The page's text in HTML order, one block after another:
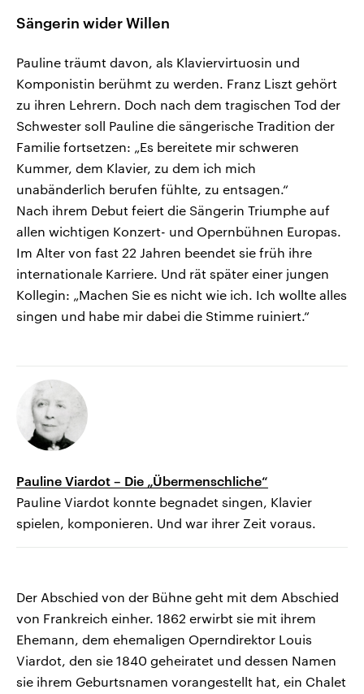
Sängerin wider Willen
Pauline träumt davon, als Klaviervirtuosin und
Komponistin berühmt zu werden. Franz Liszt gehört
zu ihren Lehrern. Doch nach dem tragischen Tod der
Schwester soll Pauline die sängerische Tradition der
Familie fortsetzen: „Es bereitete mir schweren
Kummer, dem Klavier, zu dem ich mich
unabänderlich berufen fühlte, zu entsagen.“
Nach ihrem Debut feiert die Sängerin Triumphe auf
allen wichtigen Konzert- und Opernbühnen Europas.
Im Alter von fast 22 Jahren beendet sie früh ihre
internationale Karriere. Und rät später einer jungen
Kollegin: „Machen Sie es nicht wie ich. Ich wollte alles
singen und habe mir dabei die Stimme ruiniert.“
Pauline Viardot – Die „Übermenschliche“
Pauline Viardot konnte begnadet singen, Klavier
spielen, komponieren. Und war ihrer Zeit voraus.
Der Abschied von der Bühne geht mit dem Abschied
von Frankreich einher. 1862 erwirbt sie mit ihrem
Ehemann, dem ehemaligen Operndirektor Louis
Viardot, den sie 1840 geheiratet und dessen Namen
sie ihrem Geburtsnamen vorangestellt hat, ein Chalet